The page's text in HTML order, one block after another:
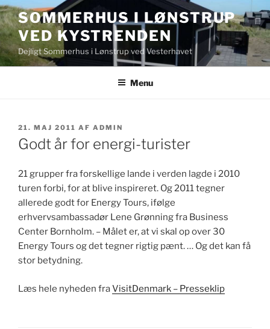
Videre
til
indhold
SOMMERHUS I LØNSTRUP
VED KYSTRENDEN
Dejligt Sommerhus i Lønstrup ved Vesterhavet
Menu
UDGIVET
DEN
21. MAJ 2011 AF ADMIN
Godt år for energi-turister
21 grupper fra forskellige lande i verden lagde i 2010
turen forbi, for at blive inspireret. Og 2011 tegner
allerede godt for Energy Tours, ifølge
erhvervsambassadør Lene Grønning fra Business
Center Bornholm. – Målet er, at vi skal op over 30
Energy Tours og det tegner rigtig pænt. … Og det kan få
stor betydning.
Læs hele nyheden fraVisitDenmark – Presseklip